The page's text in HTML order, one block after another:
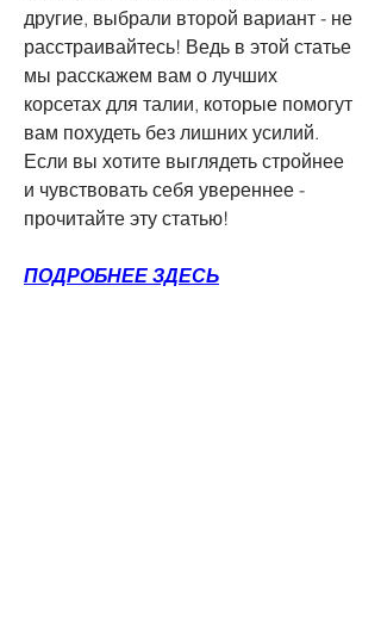
другие, выбрали второй вариант - не
расстраивайтесь! Ведь в этой статье
мы расскажем вам о лучших
корсетах для талии, которые помогут
вам похудеть без лишних усилий.
Если вы хотите выглядеть стройнее
и чувствовать себя увереннее -
прочитайте эту статью!
ПОДРОБНЕЕ ЗДЕСЬ